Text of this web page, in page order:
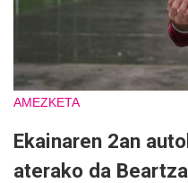
AMEZKETA
Ekainaren 2an
aterako da